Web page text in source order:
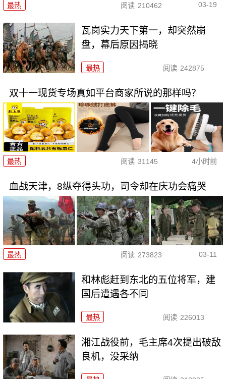
最热 阅读 210462 03-19
瓦岗实力天下第一，却突然崩
盘，幕后原因揭晓
最热 阅读 242875
双十一现货专场真如平台商家所说的那样吗？
最热 阅读 31145 4小时前
血战天津，8纵夺得头功，司令却在庆功会痛哭
最热 阅读 273823 03-11
和林彪赶到东北的五位将军，建
国后遭遇各不同
最热 阅读 226013
湘江战役前，毛主席4次提出破敌
良机，没采纳